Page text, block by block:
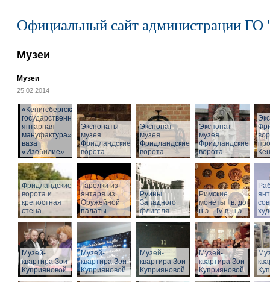
Официальный сайт администрации ГО
Музеи
Музеи
25.02.2014
«Кёнигсбергская
государственная
янтарная
мануфактура» -
ваза
«Изобилие»
Экспонаты
музея
Фридландские
ворота
Экспонат
музея
Фридландские
ворота
Экспонат
музея
Фридландские
ворота
Фридландские
ворота и
крепостная
стена
Тарелки из
янтаря из
Оружейной
палаты
Руины
Западного
флигеля
Римские
монеты I в. до
н.э. - IV в. н.э.
Музей-
квартира Зои
Куприяновой
Музей-
квартира Зои
Куприяновой
Музей-
квартира Зои
Куприяновой
Музей-
квартира Зои
Куприяновой